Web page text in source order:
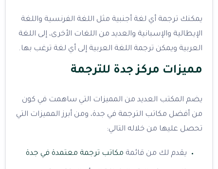
يمكنك ترجمة أي لغة أجنبية مثل اللغة الفرنسية واللغة
الإيطالية والإسبانية والعديد من اللغات الأخرى، إلى اللغة
العربية ويمكن ترجمة اللغة العربية إلى أي لغة ترغب بها.
مميزات مركز جدة للترجمة
يضم المكتب العديد من المميزات التي ساهمت في كون
من أفضل مكاتب الترجمة في جدة، ومن أبرز المميزات التي
تحصل عليها من خلاله التالي:
يقدم لك من قائمة مكاتب ترجمة معتمدة في جدة